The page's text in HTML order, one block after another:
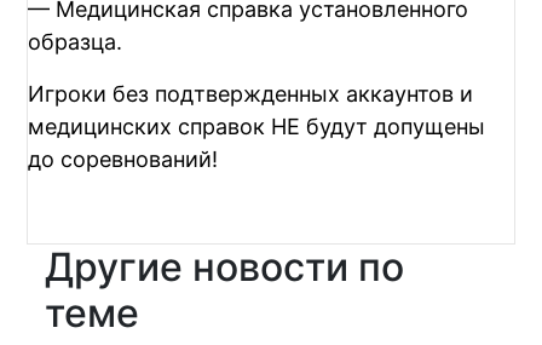
— Медицинская справка установленного
образца.
Игроки без подтвержденных аккаунтов и
медицинских справок НЕ будут допущены
до соревнований!
Другие новости по
теме